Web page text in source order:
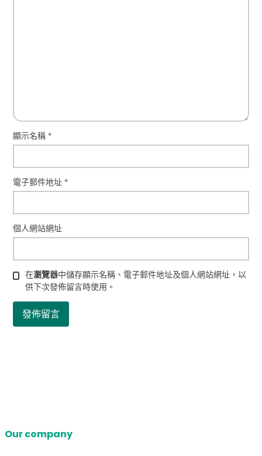
顯示名稱*
電子郵件地址*
個人網站網址
在瀏覽器中儲存顯示名稱、電子郵件地址及個人網站網址，以
供下次發佈留言時使用。
Our company